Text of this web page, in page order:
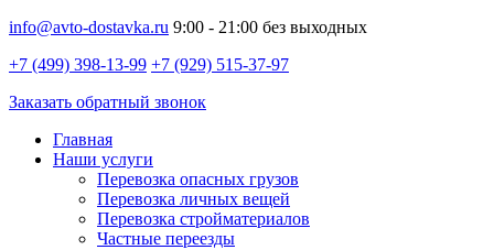
info@avto-dostavka.ru 9:00 - 21:00 без выходных
+7 (499) 398-13-99 +7 (929) 515-37-97
Заказать обратный звонок
Главная
Наши услуги
Перевозка опасных грузов
Перевозка личных вещей
Перевозка стройматериалов
Частные переезды